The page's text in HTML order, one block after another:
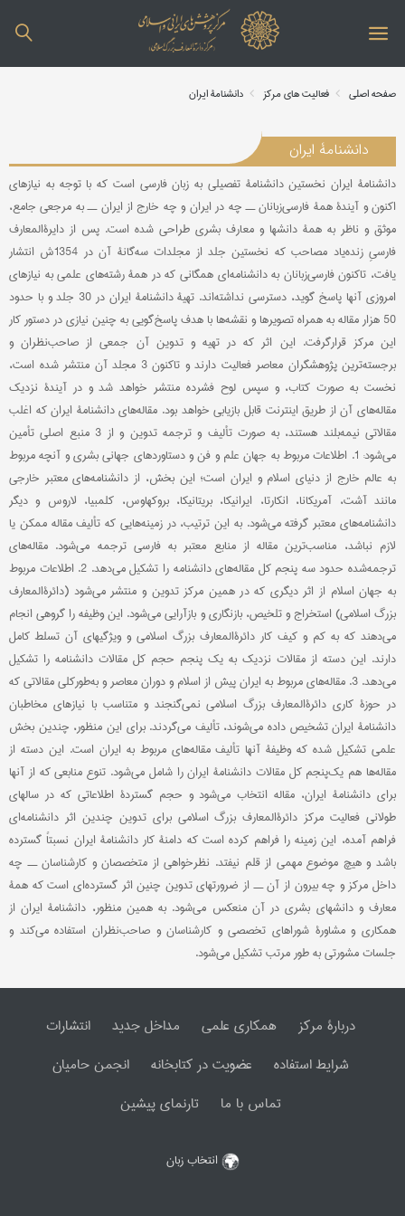
صفحه اصلی فعالیت های مرکز دانشنامۀ ایران
دانشنامۀ ایران
دانشنامۀ ایران نخستین دانشنامۀ تفصیلی به زبان فارسی است که با توجه به نیازهای
اکنون و آیندۀ همۀ فارسی‌زبانان ــ چه در ایران و چه خارج از ایران ــ به مرجعی جامع،
موثق و ناظر به همۀ دانشها و معارف بشری طراحی شده است. پس از دایرةالمعارف
فارسیِ زنده‌یاد مصاحب که نخستین جلد از مجلدات سه‌گانۀ آن در 1354ش انتشار
یافت، تاکنون فارسی‌زبانان به دانشنامه‌ای همگانی که در همۀ رشته‌های علمی به نیازهای
امروزی آنها پاسخ گوید، دسترسی نداشته‌اند. تهیۀ دانشنامۀ ایران در 30 جلد و با حدود
50 هزار مقاله به همراه تصویرها و نقشه‌ها با هدف پاسخ‌گویی به چنین نیازی در دستور کار
این مرکز قرارگرفت. این اثر که در تهیه و تدوین آن جمعی از صاحب‌نظران و
برجسته‌ترین پژوهشگران معاصر فعالیت دارند و تاکنون 3 مجلد آن منتشر شده است،
نخست به صورت کتاب، و سپس لوح فشرده منتشر خواهد شد و در آیندۀ نزدیک
مقاله‌های آن از طریق اینترنت قابل بازیابی خواهد بود. مقاله‌های دانشنامۀ ایران که اغلب
مقالاتی نیمه‌بلند هستند، به صورت تألیف و ترجمه تدوین و از 3 منبع اصلی تأمین
می‌شود: 1. اطلاعات مربوط به جهان علم و فن و دستاوردهای جهانی بشری و آنچه مربوط
به عالم خارج از دنیای اسلام و ایران است؛ این بخش، از دانشنامه‌های معتبر خارجی
مانند آشت، آمریکانا، انکارتا، ایرانیکا، بریتانیکا، بروکهاوس، کلمبیا، لاروس و دیگر
دانشنامه‌های معتبر گرفته می‌شود. به این ترتیب، در زمینه‌هایی که تألیف مقاله ممکن یا
لازم نباشد، مناسب‌ترین مقاله از منابع معتبر به فارسی ترجمه می‌شود. مقاله‌های
ترجمه‌شده حدود سه پنجم کل مقاله‌های دانشنامه را تشکیل می‌دهد. 2. اطلاعات مربوط
به جهان اسلام از اثر دیگری که در همین مرکز تدوین و منتشر می‌شود (دائرةالمعارف
بزرگ اسلامی) استخراج و تلخیص، بازنگاری و بازآرایی می‌شود. این وظیفه را گروهی انجام
می‌دهند که به کم و کیف کار دائرةالمعارف بزرگ اسلامی و ویژگیهای آن تسلط کامل
دارند. این دسته از مقالات نزدیک به یک پنجم حجم کل مقالات دانشنامه را تشکیل
می‌دهد. 3. مقاله‌های مربوط به ایران پیش از اسلام و دوران معاصر و به‌طورکلی مقالاتی که
در حوزۀ کاری دائرةالمعارف بزرگ اسلامی نمی‌گنجند و متناسب با نیازهای مخاطبان
دانشنامۀ ایران تشخیص داده می‌شوند، تألیف می‌گردند. برای این منظور، چندین بخش
علمی تشکیل شده که وظیفۀ آنها تألیف مقاله‌های مربوط به ایران است. این دسته از
مقاله‌ها هم یک‌پنجم کل مقالات دانشنامۀ ایران را شامل می‌شود. تنوع منابعی که از آنها
برای دانشنامۀ ایران، مقاله انتخاب می‌شود و حجم گستردۀ اطلاعاتی که در سالهای
طولانی فعالیت مرکز دائرةالمعارف بزرگ اسلامی برای تدوین چندین اثر دانشنامه‌ای
فراهم آمده، این زمینه را فراهم کرده است که دامنۀ کار دانشنامۀ ایران نسبتاً گسترده
باشد و هیچ موضوع مهمی از قلم نیفتد. نظرخواهی از متخصصان و کارشناسان ــ چه
داخل مرکز و چه بیرون از آن ــ از ضرورتهای تدوین چنین اثر گسترده‌ای است که همۀ
معارف و دانشهای بشری در آن منعکس می‌شود. به همین منظور، دانشنامۀ ایران از
همکاری و مشاورۀ شوراهای تخصصی و کارشناسان و صاحب‌نظران استفاده می‌کند و
جلسات مشورتی به طور مرتب تشکیل می‌شود.
دربارۀ مرکز همکاری علمی مداخل جدید
انتشارات
شرایط استفاده
عضویت در کتابخانه
انجمن حامیان
تماس با ما
تارنمای پیشین
انتخاب زبان